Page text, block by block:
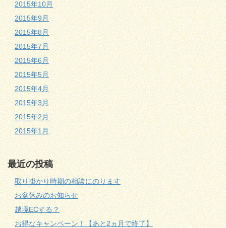
2015年10月
2015年9月
2015年8月
2015年7月
2015年6月
2015年5月
2015年4月
2015年3月
2015年2月
2015年1月
最近の投稿
取り掛かり時期の相談にのります
お盆休みのお知らせ
越境ECする？
お得なキャンペーン！【あと2ヵ月で終了】